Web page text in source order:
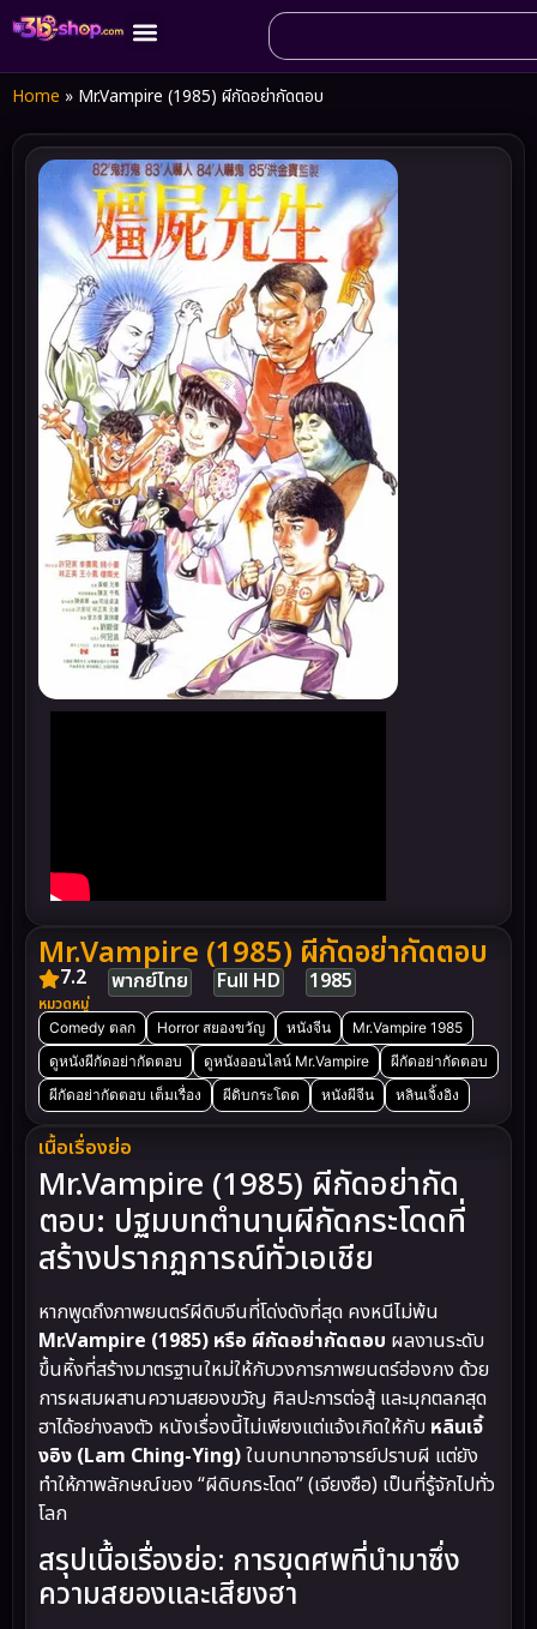
Home » Mr.Vampire (1985) ผีกัดอย่ากัดตอบ
Mr.Vampire (1985) ผีกัดอย่ากัดตอบ
7.2 พากย์ไทย Full HD 1985
หมวดหมู่
Comedy ตลก Horror สยองขวัญ หนังจีน
Mr.Vampire 1985
ดูหนังผีกัดอย่ากัดตอบ
ดูหนังออนไลน์ Mr.Vampire
ผีกัดอย่ากัดตอบ
ผีกัดอย่ากัดตอบ เต็มเรื่อง
ผีดิบกระโดด หนังผีจีน หลินเจิ้งอิง
เนื้อเรื่องย่อ
Mr.Vampire (1985) ผีกัดอย่ากัด
ตอบ: ปฐมบทตำนานผีกัดกระโดดที่
สร้างปรากฏการณ์ทั่วเอเชีย
หากพูดถึงภาพยนตร์ผีดิบจีนที่โด่งดังที่สุด คงหนีไม่พ้น
Mr.Vampire (1985) หรือ ผีกัดอย่ากัดตอบ ผลงานระดับ
ขึ้นหิ้งที่สร้างมาตรฐานใหม่ให้กับวงการภาพยนตร์ฮ่องกง ด้วย
การผสมผสานความสยองขวัญ ศิลปะการต่อสู้ และมุกตลกสุด
ฮาได้อย่างลงตัว หนังเรื่องนี้ไม่เพียงแต่แจ้งเกิดให้กับ หลินเจิ้
งอิง (Lam Ching-Ying)ในบทบาทอาจารย์ปราบผี แต่ยัง
ทำให้ภาพลักษณ์ของ “ผีดิบกระโดด” (เจียงซือ) เป็นที่รู้จักไปทั่ว
โลก
สรุปเนื้อเรื่องย่อ: การขุดศพที่นำมาซึ่ง
ความสยองและเสียงฮา